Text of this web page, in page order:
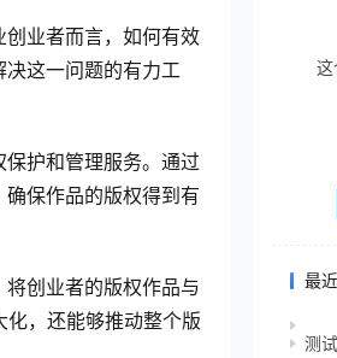
业者而言，如何有效
这一问题的有力工
护和管理服务。通过
保作品的版权得到有
创业者的版权作品与
，还能够推动整个版
这
最
测